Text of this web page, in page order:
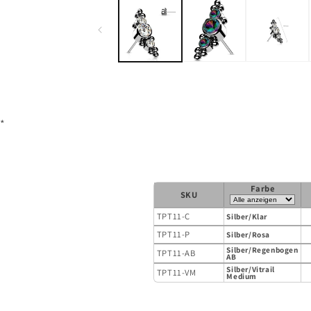
Modalfenster
*
SKU
Farbe
TPT11-C
Silber/Klar
TPT11-P Silber/Rosa
TPT11-AB Silber/Regenbogen
AB
TPT11-VM Silber/Vitrail
Medium